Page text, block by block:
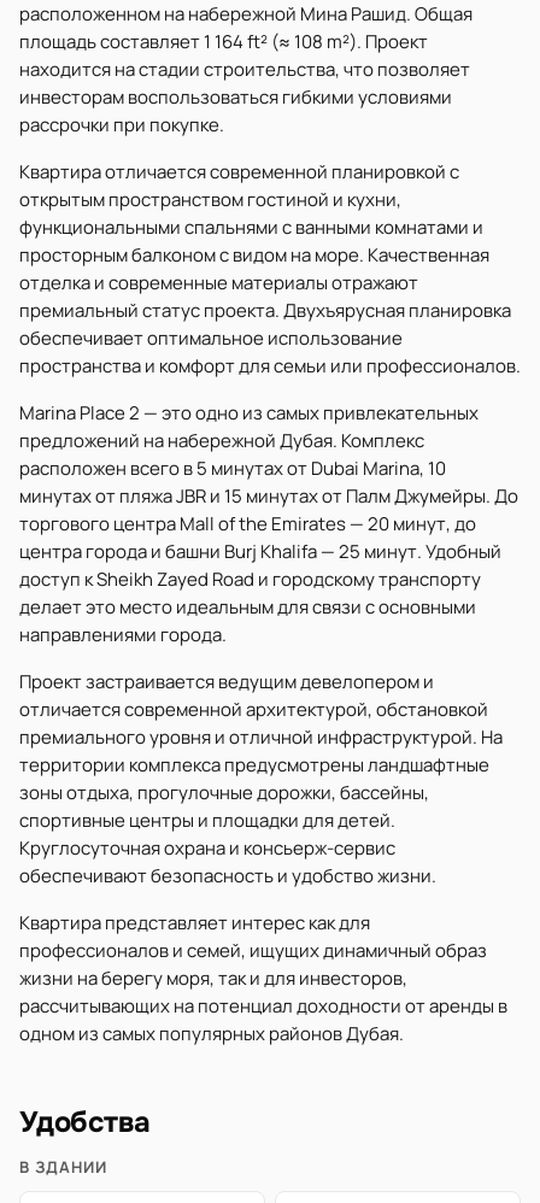
расположенном на набережной Мина Рашид. Общая
площадь составляет 1 164 ft² (≈ 108 m²). Проект
находится на стадии строительства, что позволяет
инвесторам воспользоваться гибкими условиями
рассрочки при покупке.
Квартира отличается современной планировкой с
открытым пространством гостиной и кухни,
функциональными спальнями с ванными комнатами и
просторным балконом с видом на море. Качественная
отделка и современные материалы отражают
премиальный статус проекта. Двухъярусная планировка
обеспечивает оптимальное использование
пространства и комфорт для семьи или профессионалов.
Marina Place 2 — это одно из самых привлекательных
предложений на набережной Дубая. Комплекс
расположен всего в 5 минутах от Dubai Marina, 10
минутах от пляжа JBR и 15 минутах от Палм Джумейры. До
торгового центра Mall of the Emirates — 20 минут, до
центра города и башни Burj Khalifa — 25 минут. Удобный
доступ к Sheikh Zayed Road и городскому транспорту
делает это место идеальным для связи с основными
направлениями города.
Проект застраивается ведущим девелопером и
отличается современной архитектурой, обстановкой
премиального уровня и отличной инфраструктурой. На
территории комплекса предусмотрены ландшафтные
зоны отдыха, прогулочные дорожки, бассейны,
спортивные центры и площадки для детей.
Круглосуточная охрана и консьерж-сервис
обеспечивают безопасность и удобство жизни.
Квартира представляет интерес как для
профессионалов и семей, ищущих динамичный образ
жизни на берегу моря, так и для инвесторов,
рассчитывающих на потенциал доходности от аренды в
одном из самых популярных районов Дубая.
Удобства
В ЗДАНИИ